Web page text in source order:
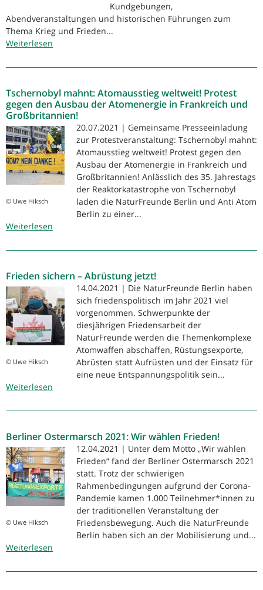
Kundgebungen,
Abendveranstaltungen und historischen Führungen zum
Thema Krieg und Frieden...
Weiterlesen
in
2021
Tschernobyl mahnt: Atomausstieg weltweit! Protest
gegen den Ausbau der Atomenergie in Frankreich und
Großbritannien!
© Uwe Hiksch
20.07.2021 | Gemeinsame Presseeinladung
zur Protestveranstaltung: Tschernobyl mahnt:
Atomausstieg weltweit! Protest gegen den
Ausbau der Atomenergie in Frankreich und
Großbritannien! Anlässlich des 35. Jahrestags
der Reaktorkatastrophe von Tschernobyl
laden die NaturFreunde Berlin und Anti Atom
Berlin zu einer...
Weiterlesen
mahnt:
weltweit!
Protest
gegen
den
Ausbau
der
Atomenergie
Frankreich
Frieden sichern – Abrüstung jetzt!
© Uwe Hiksch
14.04.2021 | Die NaturFreunde Berlin haben
sich friedenspolitisch im Jahr 2021 viel
vorgenommen. Schwerpunkte der
diesjährigen Friedensarbeit der
NaturFreunde werden die Themenkomplexe
Atomwaffen abschaffen, Rüstungsexporte,
Abrüsten statt Aufrüsten und der Einsatz für
eine neue Entspannungspolitik sein...
Weiterlesen
sichern
Abrüstung
jetzt!
Berliner Ostermarsch 2021: Wir wählen Frieden!
© Uwe Hiksch
12.04.2021 | Unter dem Motto „Wir wählen
Frieden“ fand der Berliner Ostermarsch 2021
statt. Trotz der schwierigen
Rahmenbedingungen aufgrund der Corona-
Pandemie kamen 1.000 Teilnehmer*innen zu
der traditionellen Veranstaltung der
Friedensbewegung. Auch die NaturFreunde
Berlin haben sich an der Mobilisierung und...
Weiterlesen
Ostermarsch